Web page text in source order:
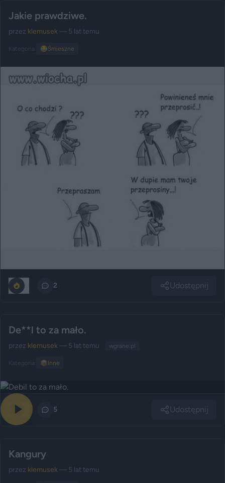
Jakie prawdziwe.
przez klemusek— 5 lat temu
Kategoria: 😂Śmieszne
2 Udostępnij
De**l to za mało.
przez klemusek— 5 lat temu wgrane.pl
Kategoria: 📦 Inne
5 Udostępnij
Kangury
przez klemusek— 5 lat temu